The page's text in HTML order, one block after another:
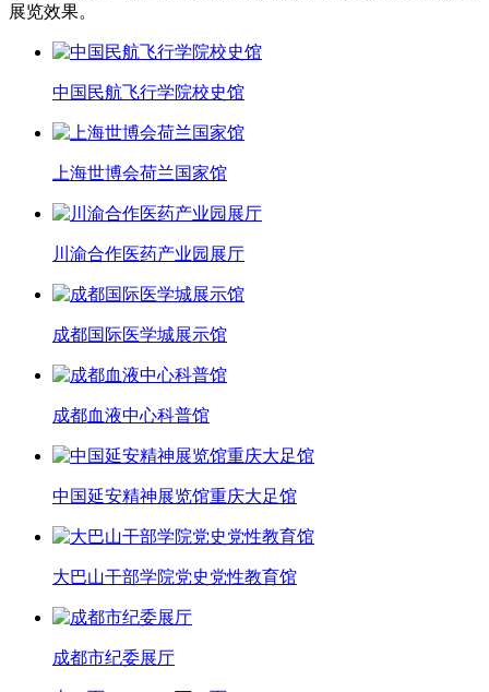
展览效果。
中国民航飞行学院校史馆
上海世博会荷兰国家馆
川渝合作医药产业园展厅
成都国际医学城展示馆
成都血液中心科普馆
中国延安精神展览馆重庆大足馆
大巴山干部学院党史党性教育馆
成都市纪委展厅